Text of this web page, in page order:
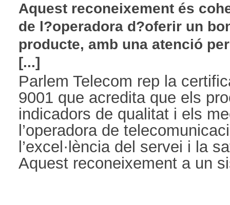
Aquest reconeixement és
de l?operadora d?oferir un
producte, amb una atenció
[...]
Parlem Telecom rep la
9001 que acredita que els
indicadors de qualitat i els
l’operadora de
l’excel·lència del servei i la
Aquest reconeixement a un